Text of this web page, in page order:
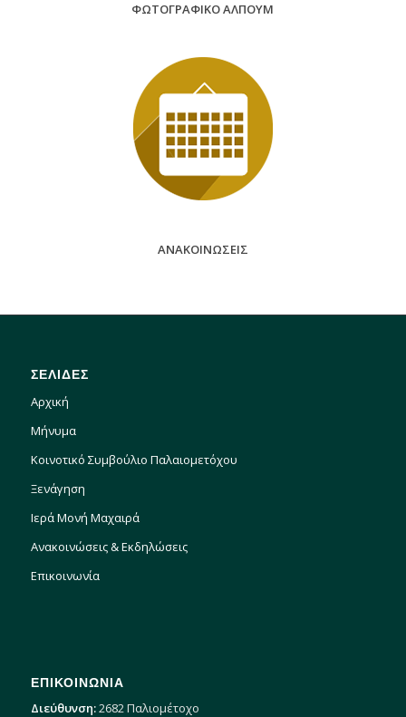
ΦΩΤΟΓΡΑΦΙΚΟ ΑΛΠΟΥΜ
ΑΝΑΚΟΙΝΩΣΕΙΣ
ΣΕΛΙΔΕΣ
Αρχική
Μήνυμα
Κοινοτικό Συμβούλιο Παλαιομετόχου
Ξενάγηση
Ιερά Μονή Μαχαιρά
Ανακοινώσεις & Εκδηλώσεις
Επικοινωνία
ΕΠΙΚΟΙΝΩΝΙΑ
Διεύθυνση:2682 Παλιομέτοχο